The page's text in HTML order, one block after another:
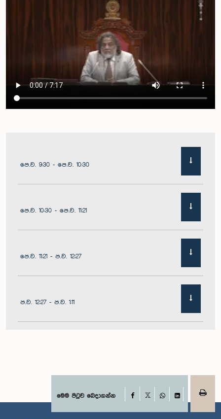
පෙ.ව. 9:30 - පෙ.ව. 10:30
පෙ.ව. 10:30 - පෙ.ව. 11:21
පෙ.ව. 11:21 - ප.ව. 12:27
ප.ව. 12:27 - ප.ව. 1:11
ප.ව. 1:22 - ප.ව. 1:29මෙම පිටුව බෙදාගන්න Facebook
WhatsApp
LinkedIn